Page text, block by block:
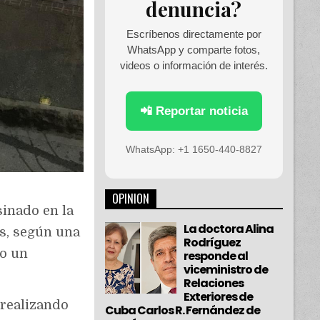
en la
según una
un
denuncia?
Escríbenos directamente por
WhatsApp y comparte fotos,
videos o información de interés.
📲 Reportar noticia
WhatsApp: +1 1650-440-8827
OPINION
La doctora Alina
Rodríguez
responde al
viceministro de
Relaciones
Exteriores de
Cuba Carlos R. Fernández de